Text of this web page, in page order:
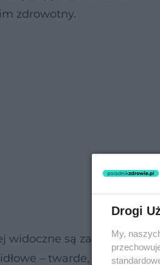
zdrowotny.
widoczne są zazwyczaj
– twarde, zgrubiałe,
Drogi
My,